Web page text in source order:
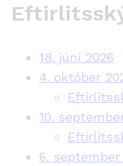
18. júní 2026
4. október
10.
6. september